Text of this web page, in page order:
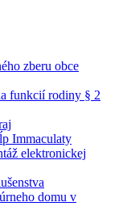
zberu obce
funkcií rodiny § 2
Immaculaty
elektronickej
domu v